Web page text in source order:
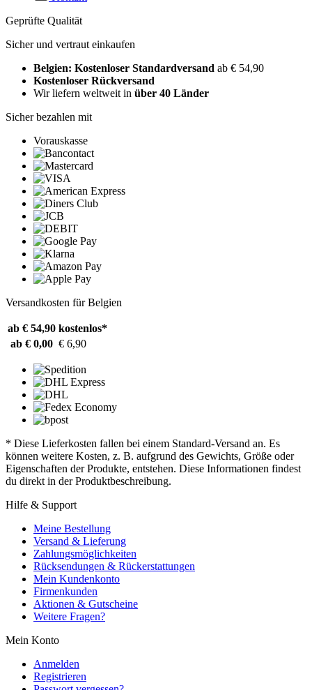
Geprüfte Qualität
Sicher und vertraut einkaufen
Belgien: Kostenloser Standardversand ab € 54,90
Kostenloser Rückversand
Wir liefern weltweit in über 40 Länder
Sicher bezahlen mit
Vorauskasse
Versandkosten für Belgien
ab € 54,90 kostenlos*
ab € 0,00 € 6,90
* Diese Lieferkosten fallen bei einem Standard-Versand an. Es
können weitere Kosten, z. B. aufgrund des Gewichts, Größe oder
Eigenschaften der Produkte, entstehen. Diese Informationen findest
du direkt in der Produktbeschreibung.
Hilfe & Support
Meine Bestellung
Versand & Lieferung
Zahlungsmöglichkeiten
Rücksendungen & Rückerstattungen
Mein Kundenkonto
Firmenkunden
Aktionen & Gutscheine
Weitere Fragen?
Mein Konto
Anmelden
Registrieren